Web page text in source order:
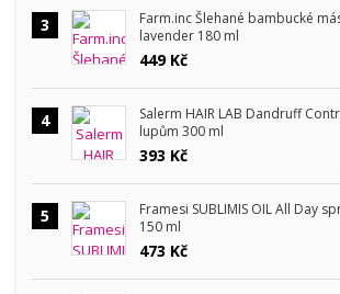
3
Farm.inc Šlehané bambucké
lavender 180 ml
449 Kč
4
Salerm HAIR LAB Dandruff
lupům 300 ml
393 Kč
5
Framesi SUBLIMIS OIL All Day
150 ml
473 Kč